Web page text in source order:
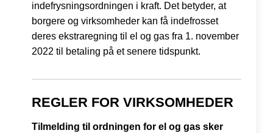
indefrysningsordningen i kraft. Det betyder, at
borgere og virksomheder kan få indefrosset
deres ekstraregning til el og gas fra 1. november
2022 til betaling på et senere tidspunkt.
REGLER FOR VIRKSOMHEDER
Tilmelding til ordningen for el og gas sker